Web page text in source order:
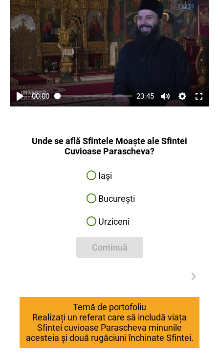
00:00 23:45
Unde se află Sfintele Moaște ale Sfintei
Cuvioase Parascheva?
Iași
București
Urziceni
Continuă
Temă de portofoliu
Realizați un referat care să includă viața
Sfintei cuvioase Parascheva minunile
acesteia și două rugăciuni închinate Sfintei.